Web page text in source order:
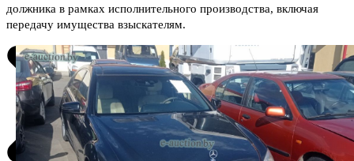
должника в рамках исполнительного производства, включая
передачу имущества взыскателям.